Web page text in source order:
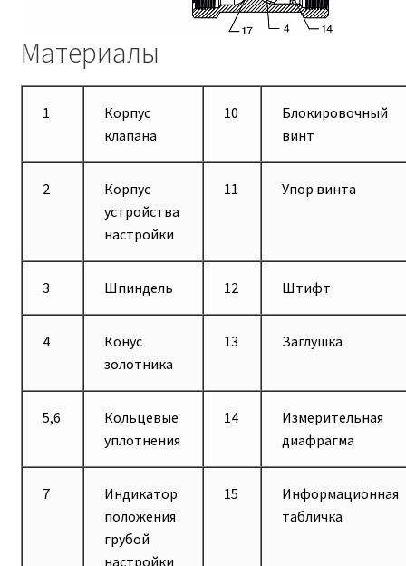
Материалы
1
Корпус
клапана
10
Блокировочный
винт
2
Корпус
устройства
настройки
11 Упор винта
3 Шпиндель 12 Штифт
4
Конус
золотника
13 Заглушка
5,6
Кольцевые
уплотнения
14
Измерительная
диафрагма
7
Индикатор
положения
грубой
настройки
15
Информационная
табличка